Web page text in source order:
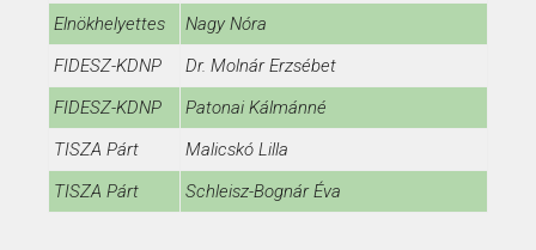
Elnökhelyettes
Nagy Nóra
FIDESZ-KDNP
Dr. Molnár Erzsébet
FIDESZ-KDNP
Patonai Kálmánné
TISZA Párt
Malicskó Lilla
TISZA Párt
Schleisz-Bognár Éva